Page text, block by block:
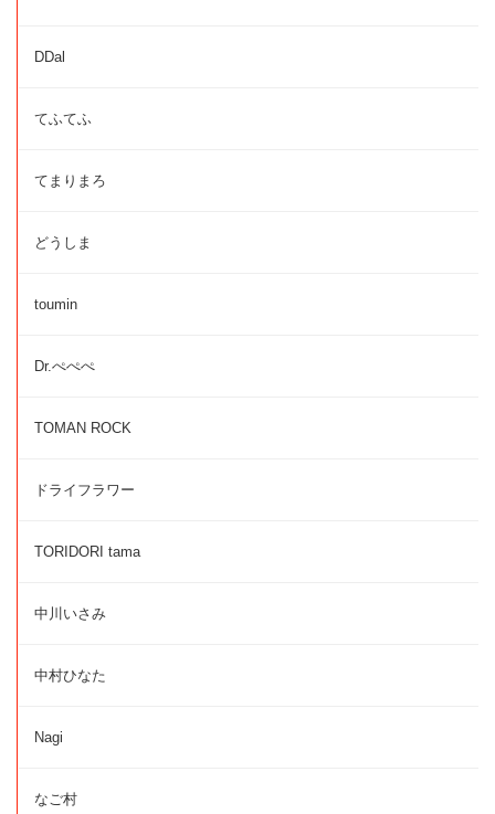
DDal
てふてふ
てまりまろ
どうしま
toumin
Dr.ぺぺぺ
TOMAN ROCK
ドライフラワー
TORIDORI tama
中川いさみ
中村ひなた
Nagi
なご村